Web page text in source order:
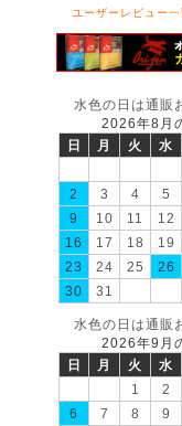
ユーザーレビュー一
水色の日は通販
2026年8月
日
月 火 水
2
3 4 5
9
10 11 12
16
17 18 19
23
24 25 26
30
31
水色の日は通販
2026年9月
日
月 火 水
1
2
6
7 8 9